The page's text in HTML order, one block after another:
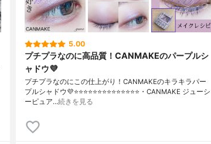
5.00
プチプラなのに高品質！CANMAKEのパープルシ
ャドウ💜
プチプラなのにこの仕上がり！CANMAKEのキラキラパー
プルシャドウ💜⭐️⭐️⭐️⭐️⭐️⭐️⭐️⭐️⭐️⭐️⭐️⭐️⭐️⭐️・CANMAKE ジューシ
ーピュア…続きを見る